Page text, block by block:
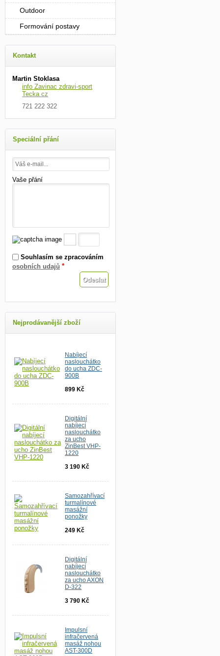
Outdoor
Formování postavy
Kontakt
Martin Stoklasa
info Zavinac zdravi-sport
Tecka cz
721 222 322
Speciální přání
Vaše přání
Souhlasím se zpracováním
osobních udajů *
Nejprodávanější zboží
Nabíjecí
naslouchátko
do ucha ZDC-
900B
899 Kč
Digitální
nabíjecí
naslouchátko
za ucho
ZinBest VHP-
1220
3 190 Kč
Samozahřívací
turmalínové
masážní
ponožky
249 Kč
Digitální
nabíjecí
naslouchátko
za ucho AXON
D-322
3 790 Kč
Impulsní
infračervená
masáž nohou
AST-300D